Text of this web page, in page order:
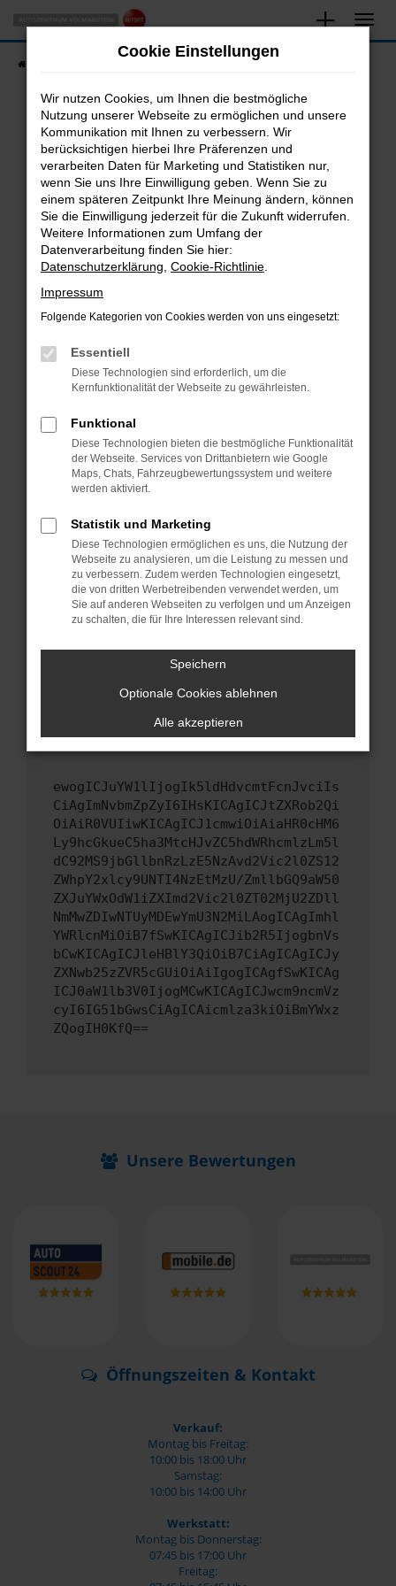
Zum
Hauptinhalt
springen
Fahrzeugsuche
Fehler: Network Error
Beim Laden ist ein Fehler aufgetreten.
Hier sind ein paar Tipps, die dir helfen können:
Überprüfe deine Firewall und deine
Internetverbindung.
Laden andere Webseiten, zum Beispiel deine
Suchmaschine?
Prüfe deine Browsererweiterungen.
können das Laden bestimmter Seiten
verhindern. Funktioniert die Seite in einem
anderen Browser oder in einem privaten
Starte dein Gerät neu.
Das kann manchmal helfen, vorübergehende
Probleme zu beheben.
Betriebssystem auf dem neuesten Stand
sind.
Veraltete Software birgt nicht nur ein
Sicherheitsrisiko, sondern kann auch dazu
führen, dass bestimmte Funktionen nicht mehr
unterstützt werden.
Wende dich an den Webseitenbetreiber.
Wenn du alle oben genannten Schritte versucht
hast, kontaktiere uns bitte. Wir werden
versuchen, das Problem zu beheben. Du kannst
uns diesen Text schicken, um uns bei der
ewogICJuYW1lIjogIk5ldHdvcmtFcnJvciIs
CiAgImNvbmZpZyI6IHsKICAgICJtZXRob2Qi
OiAiR0VUIiwKICAgICJ1cmwiOiAiaHR0cHM6
Ly9hcGkueC5ha3MtcHJvZC5hdWRhcmlzLm5l
dC92MS9jbGllbnRzLzE5NzAvd2Vic2l0ZS12
ZWhpY2xlcy9UNTI4NzEtMzU/ZmllbGQ9aW50
ZXJuYWxOdW1iZXImd2Vic2l0ZT02MjU2ZDll
NmMwZDIwNTUyMDEwYmU3N2MiLAogICAgImhl
YWRlcnMiOiB7fSwKICAgICJib2R5IjogbnVs
bCwKICAgICJleHBlY3QiOiB7CiAgICAgICJy
ZXNwb25zZVR5cGUiOiAiIgogICAgfSwKICAg
ICJ0aW1lb3V0IjogMCwKICAgICJwcm9ncmVz
cyI6IG51bGwsCiAgICAicmlza3kiOiBmYWxz
ZQogIH0KfQ==
Unsere Bewertungen
Öffnungszeiten & Kontakt
Verkauf:
Montag bis Freitag:
10:00 bis 18:00 Uhr
Samstag:
10:00 bis 14:00 Uhr
Werkstatt:
Montag bis Donnerstag:
07:45 bis 17:00 Uhr
Freitag:
Cookie Einstellungen
Wir nutzen Cookies, um Ihnen die bestmögliche
Nutzung unserer Webseite zu ermöglichen und unsere
Kommunikation mit Ihnen zu verbessern. Wir
berücksichtigen hierbei Ihre Präferenzen und
verarbeiten Daten für Marketing und Statistiken nur,
wenn Sie uns Ihre Einwilligung geben. Wenn Sie zu
einem späteren Zeitpunkt Ihre Meinung ändern, können
Sie die Einwilligung jederzeit für die Zukunft widerrufen.
Weitere Informationen zum Umfang der
Datenverarbeitung finden Sie hier:
Datenschutzerklärung Cookie-Richtlinie
Impressum
Folgende Kategorien von Cookies werden von uns eingesetzt:
Essentiell
Diese Technologien sind erforderlich, um die
Kernfunktionalität der Webseite zu gewährleisten.
Funktional
Diese Technologien bieten die bestmögliche Funktionalität
der Webseite. Services von Drittanbietern wie Google
Maps, Chats, Fahrzeugbewertungssystem und weitere
werden aktiviert.
Statistik und Marketing
Diese Technologien ermöglichen es uns, die Nutzung der
Webseite zu analysieren, um die Leistung zu messen und
zu verbessern. Zudem werden Technologien eingesetzt,
die von dritten Werbetreibenden verwendet werden, um
Sie auf anderen Webseiten zu verfolgen und um Anzeigen
zu schalten, die für Ihre Interessen relevant sind.
Speichern
Optionale Cookies ablehnen
Alle akzeptieren